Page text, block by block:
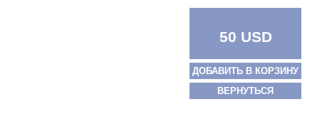
50 USD
ДОБАВИТЬ В КОРЗИНУ
ВЕРНУТЬСЯ